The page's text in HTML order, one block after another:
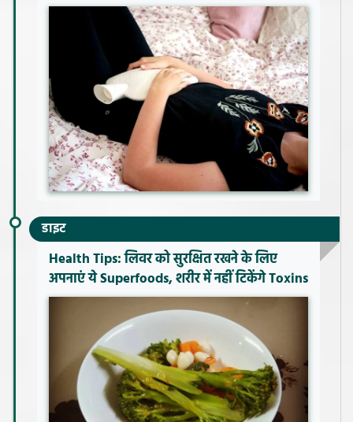
डाइट
Health Tips: लिवर को सुरक्षित रखने के लिए
अपनाएं ये Superfoods, शरीर में नहीं टिकेंगे Toxins